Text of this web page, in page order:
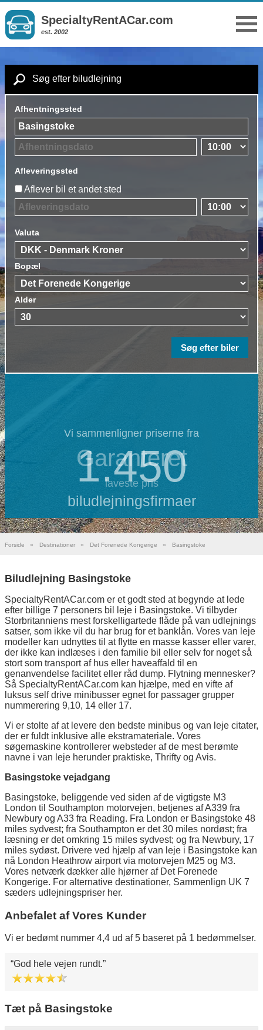
SpecialtyRentACar.com
est. 2002
Søg efter biludlejning
Afhentningssted
Afleveringssted
Aflever bil et andet sted
Valuta
Bopæl
Alder
Vi sammenligner priserne fra
1.450
biludlejningsfirmaer
Garanteret
laveste pris
Forside » Destinationer » Det Forenede Kongerige » Basingstoke
Biludlejning Basingstoke
SpecialtyRentACar.com er et godt sted at begynde at lede
efter billige 7 personers bil leje i Basingstoke. Vi tilbyder
Storbritanniens mest forskelligartede flåde på van udlejnings
satser, som ikke vil du har brug for et banklån. Vores van leje
modeller kan udnyttes til at flytte en masse kasser eller varer,
der ikke kan indlæses i den familie bil eller selv for noget så
stort som transport af hus eller haveaffald til en
genanvendelse facilitet eller råd dump. Flytning mennesker?
Så SpecialtyRentACar.com kan hjælpe, med en vifte af
luksus self drive minibusser egnet for passager grupper
nummerering 9,10, 14 eller 17.
Vi er stolte af at levere den bedste minibus og van leje citater,
der er fuldt inklusive alle ekstramateriale. Vores
søgemaskine kontrollerer websteder af de mest berømte
navne i van leje herunder praktiske, Thrifty og Avis.
Basingstoke vejadgang
Basingstoke, beliggende ved siden af de vigtigste M3
London til Southampton motorvejen, betjenes af A339 fra
Newbury og A33 fra Reading. Fra London er Basingstoke 48
miles sydvest; fra Southampton er det 30 miles nordøst; fra
læsning er det omkring 15 miles sydvest; og fra Newbury, 17
miles sydøst. Drivere ved hjælp af van leje i Basingstoke kan
nå London Heathrow airport via motorvejen M25 og M3.
Vores netværk dækker alle hjørner af Det Forenede
Kongerige. For alternative destinationer, Sammenlign UK 7
sæders udlejningspriser her.
Anbefalet af Vores Kunder
Vi er bedømt nummer 4,4 ud af 5 baseret på 1 bedømmelser.
God hele vejen rundt.
Tæt på Basingstoke